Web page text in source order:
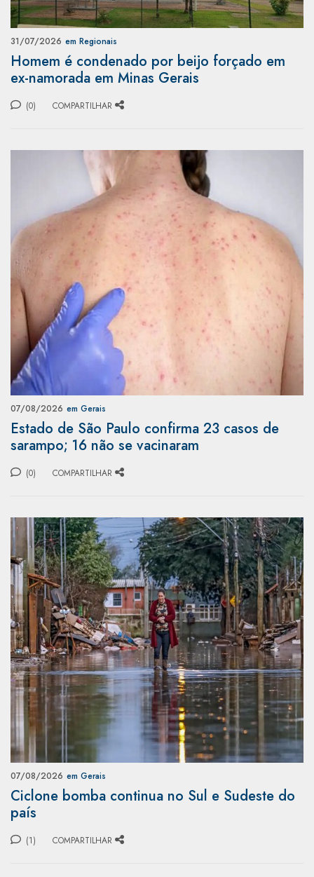
31/07/2026 em Regionais
Homem é condenado por beijo forçado em
ex-namorada em Minas Gerais
(0) COMPARTILHAR
07/08/2026 em Gerais
Estado de São Paulo confirma 23 casos de
sarampo; 16 não se vacinaram
(0) COMPARTILHAR
07/08/2026 em Gerais
Ciclone bomba continua no Sul e Sudeste do
país
(1) COMPARTILHAR